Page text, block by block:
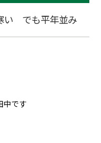
い でも平年並み
中です